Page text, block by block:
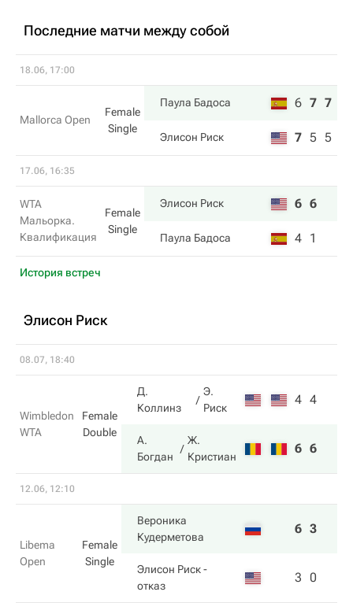
Последние матчи между собой
18.06, 17:00
Mallorca Open
Female
Single
Паула Бадоса 6 7 7
Элисон Риск 7 5 5
17.06, 16:35
WTA
Мальорка.
Квалификация
Female
Single
Элисон Риск 6 6
Паула Бадоса 4 1
История встреч
Элисон Риск
08.07, 18:40
Wimbledon
WTA
Female
Double
Д.
Коллинз
Э.
Риск
4 4
А.
Богдан
Ж.
Кристиан
6 6
12.06, 12:10
Libema
Open
Female
Single
Вероника
Кудерметова
6 3
Элисон Риск-
отказ
3 0